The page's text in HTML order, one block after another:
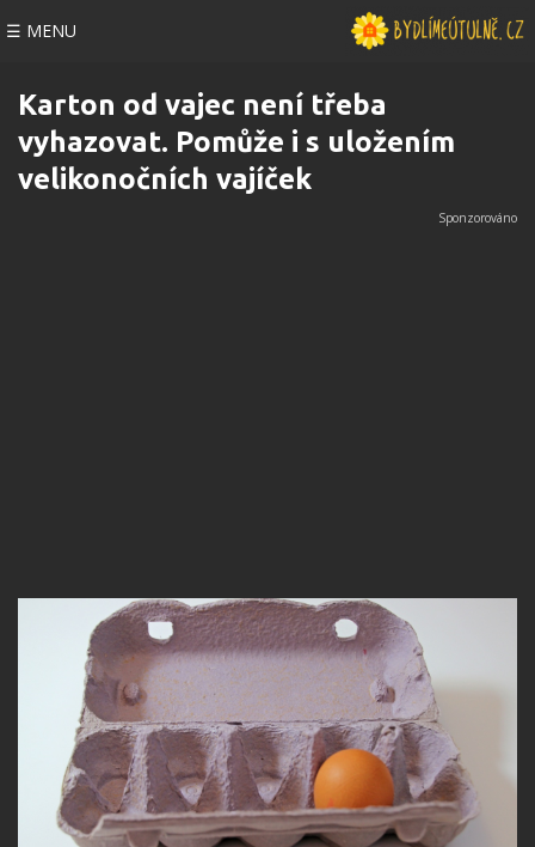
☰ MENU
Karton od vajec není třeba
vyhazovat. Pomůže i s uložením
velikonočních vajíček